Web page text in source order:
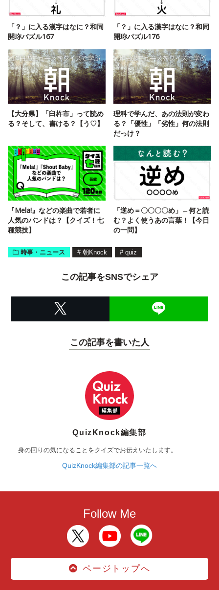
「？」に入る漢字はなに？和同
開珎パズル167
「？」に入る漢字はなに？和同
開珎パズル176
【大分県】「臼杵市」って読め
る？そして、書ける？【う♡】
理科で学んだ、あの法則が変わ
る？「優性」「劣性」何の法則
だっけ？
『Mela!』などの楽曲で若者に
人気のバンドは？【クイズ！七
種競技】
「逆め＝〇〇〇〇め」←何と読
む？よく使うあの言葉！【今日
の一問】
時事・ニュース # 朝Knock # quiz
この記事をSNSでシェア
この記事を書いた人
QuizKnock編集部
身の回りの気になることをクイズでお伝えいたします。
QuizKnock編集部の記事一覧へ
Follow Me
ページトップへ